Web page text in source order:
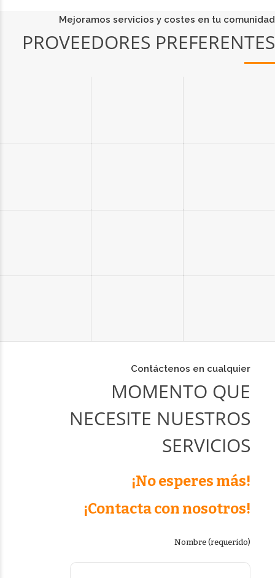
Mejoramos servicios y costes en tu comunidad
PROVEEDORES PREFERENTES
Contáctenos en cualquier
MOMENTO QUE
NECESITE NUESTROS
SERVICIOS
¡No esperes más!
¡Contacta con nosotros!
Nombre (requerido)